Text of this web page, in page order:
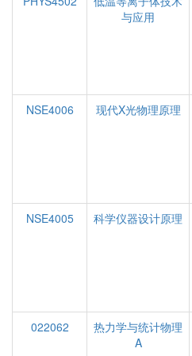
与应用
NSE4006
现代X光物理原理
NSE4005
科学仪器设计原理
022062
热力学与统计物理
A